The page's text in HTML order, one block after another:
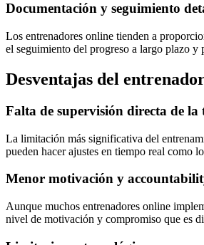
Documentación y seguimiento
Los entrenadores online tienden a
el seguimiento del progreso a largo plazo y
Desventajas del
Falta de supervisión directa de la
La limitación más significativa del
pueden hacer ajustes en tiempo real como
Menor motivación y
Aunque muchos entrenadores online
nivel de motivación y compromiso que es